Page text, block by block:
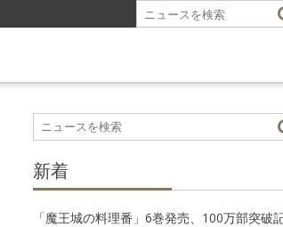
新着
「魔王城の料理番」6巻発売、100万部突破